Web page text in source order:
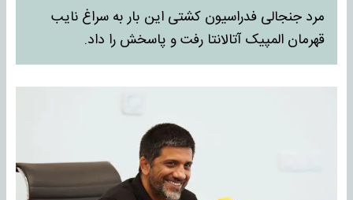
مرد جنجالی فدراسیون کشتی این بار به سراغ نایب
قهرمان المپیک آتالانتا رفت و پاسخش را داد.